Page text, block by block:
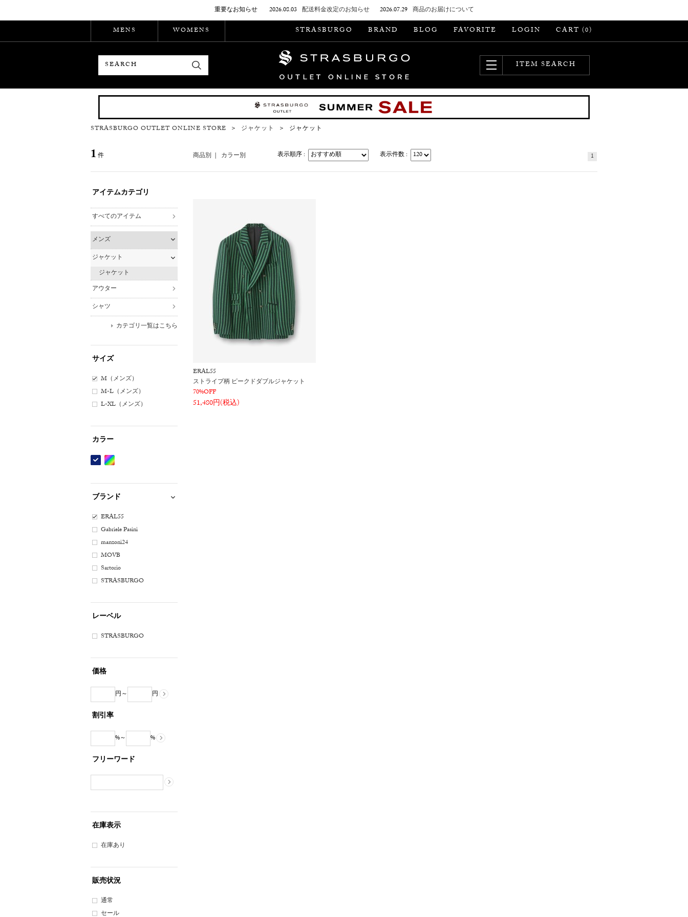
重要なお知らせ 2026.08.03 配送料金改定のお知らせ 2026.07.29 商品のお届けについて
MENS
WOMENS STRASBURGO BRAND BLOG FAVORITE LOGIN CART (0)
ITEM SEARCH
STRASBURGO OUTLET ONLINE STORE ＞ ジャケット ＞ ジャケット
1 件 商品別 | カラー別 表示順序 : 表示件数 : 1
アイテムカテゴリ
すべてのアイテム
メンズ
ジャケット
ジャケット
アウター
シャツ
カテゴリ一覧はこちら
サイズ
M（メンズ）
M-L（メンズ）
L-XL（メンズ）
カラー
イ
ー
系
ブランド
ERAL55
Gabriele Pasini
manzoni24
MOVB
Sartorio
STRASBURGO
レーベル
STRASBURGO
価格
円～ 円
割引率
%～ %
フリーワード
在庫表示
在庫あり
販売状況
通常
セール
ERAL55
ストライプ柄 ピークドダブルジャケット
70%OFF
51,480円(税込)